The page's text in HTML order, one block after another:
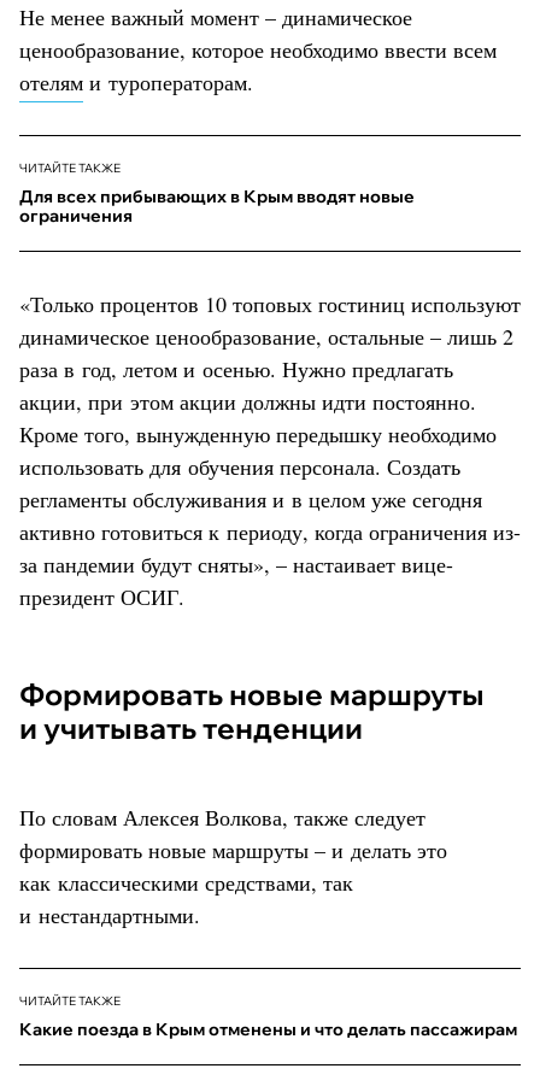
Не менее важный момент – динамическое
ценообразование, которое необходимо ввести всем
отелям и туроператорам.
ЧИТАЙТЕ ТАКЖЕ
Для всех прибывающих в Крым вводят новые
ограничения
«Только процентов 10 топовых гостиниц используют
динамическое ценообразование, остальные – лишь 2
раза в год, летом и осенью. Нужно предлагать
акции, при этом акции должны идти постоянно.
Кроме того, вынужденную передышку необходимо
использовать для обучения персонала. Создать
регламенты обслуживания и в целом уже сегодня
активно готовиться к периоду, когда ограничения из-
за пандемии будут сняты», – настаивает вице-
президент ОСИГ.
Формировать новые маршруты
и учитывать тенденции
По словам Алексея Волкова, также следует
формировать новые маршруты – и делать это
как классическими средствами, так
и нестандартными.
ЧИТАЙТЕ ТАКЖЕ
Какие поезда в Крым отменены и что делать пассажирам